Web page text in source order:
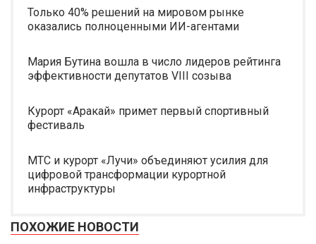
Только 40% решений на мировом рынке
оказались полноценными ИИ-агентами
Мария Бутина вошла в число лидеров рейтинга
эффективности депутатов VIII созыва
Курорт «Аракай» примет первый спортивный
фестиваль
МТС и курорт «Лучи» объединяют усилия для
цифровой трансформации курортной
инфраструктуры
ПОХОЖИЕ НОВОСТИ